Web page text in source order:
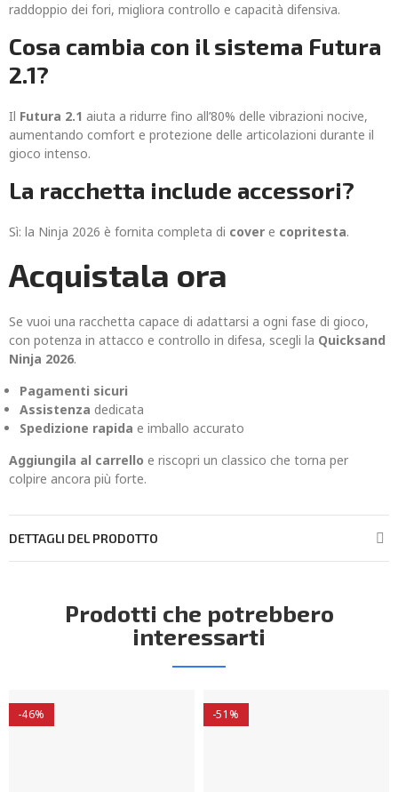
raddoppio dei fori, migliora controllo e capacità difensiva.
Cosa cambia con il sistema Futura
2.1?
Il Futura 2.1 aiuta a ridurre fino all’80% delle vibrazioni nocive,
aumentando comfort e protezione delle articolazioni durante il
gioco intenso.
La racchetta include accessori?
Sì: la Ninja 2026 è fornita completa di cover e copritesta.
Acquistala ora
Se vuoi una racchetta capace di adattarsi a ogni fase di gioco,
con potenza in attacco e controllo in difesa, scegli la Quicksand
Ninja 2026.
Pagamenti sicuri
Assistenza dedicata
Spedizione rapida e imballo accurato
Aggiungila al carrello e riscopri un classico che torna per
colpire ancora più forte.
DETTAGLI DEL PRODOTTO
Prodotti che potrebbero
interessarti
-46% -51%